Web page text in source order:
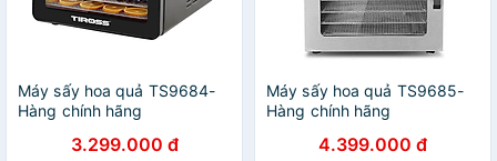
Máy sấy hoa quả TS9684-
Hàng chính hãng
3.299.000 đ
Máy sấy hoa quả TS9685-
Hàng chính hãng
4.399.000 đ